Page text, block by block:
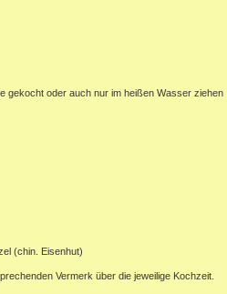
gekocht oder auch nur im heißen Wasser ziehen
(chin. Eisenhut)
Vermerk über die jeweilige Kochzeit.